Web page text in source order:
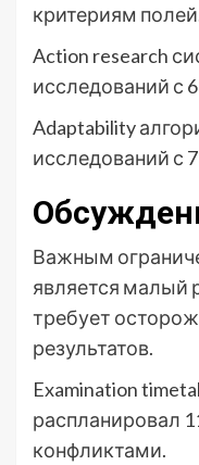
критериям
Action research
исследований с
Adaptability
исследований с
Важным
является малый
требует
результатов.
Examination
распланировал
конфликтами.